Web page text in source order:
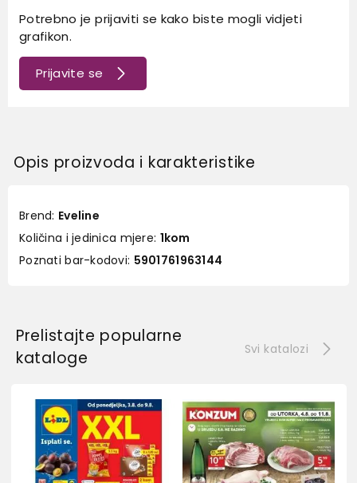
Potrebno je prijaviti se kako biste mogli vidjeti
grafikon.
Prijavite se
Opis proizvoda i karakteristike
Brend: Eveline
Količina i jedinica mjere: 1kom
Poznati bar-kodovi: 5901761963144
Prelistajte popularne
kataloge
Svi katalozi